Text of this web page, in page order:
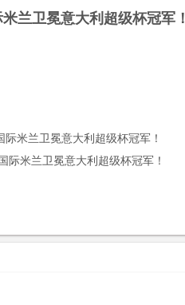
兰卫冕意大利超级杯冠军！
米兰卫冕意大利超级杯冠军！
际米兰卫冕意大利超级杯冠军！